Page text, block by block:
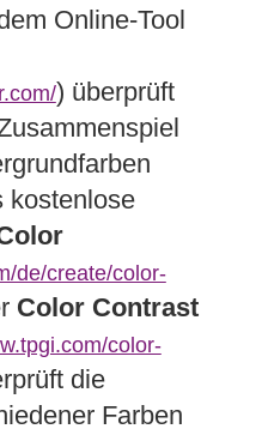
Online-Tool
) überprüft
kostenlose
de/create/color-
Color Contrast
color-
die
Farben